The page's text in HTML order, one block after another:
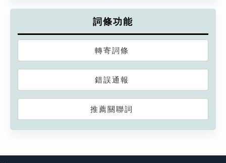
詞條功能
轉寄詞條
錯誤通報
推薦關聯詞